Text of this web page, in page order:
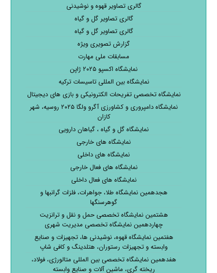
گالری تصاویر قهوه و نوشیدنی
گالری تصاویر گل و گیاه
گالری تصاویر گل و گیاه
گزارش تصویری ویژه
مسابقات ملی مهارت
نمایشگاه اکسپو ۲۰۲۵ ژاپن
نمایشگاه بین المللی تاسیسات ترکیه
نمایشگاه تخصصی تفریحات الکترونیکی و بازی های دیجیتال
نمایشگاه دامپروری و کشاورزی آگرو ولگا ۲۰۲۵ روسیه، شهر
کازان
نمایشگاه گل و گیاه ، گیاهان دارویی
نمایشگاه های خارجی
نمایشگاه های داخلی
نمایشگاه های فعال خارجی
نمایشگاه های فعال داخلی
هجدهمین نمایشگاه طلا، جواهرات، فلزات گرانبها و
گوهرسنگها
هشتمین نمایشگاه تخصصی حمل و نقل و ترانزیت
چهاردهمین نمایشگاه تخصصی مدیریت شهری
هفتمین نمایشگاه قهوه، نوشیدنی ها، تجهیزات و صنایع
وابسته و تجهیزات رستوران، هتلدینگ و کافی شاپ
هفدهمین نمایشگاه تخصصی بین المللی متالورژی، فولاد،
ریخته گری، ماشین آلات و صنایع وابسته